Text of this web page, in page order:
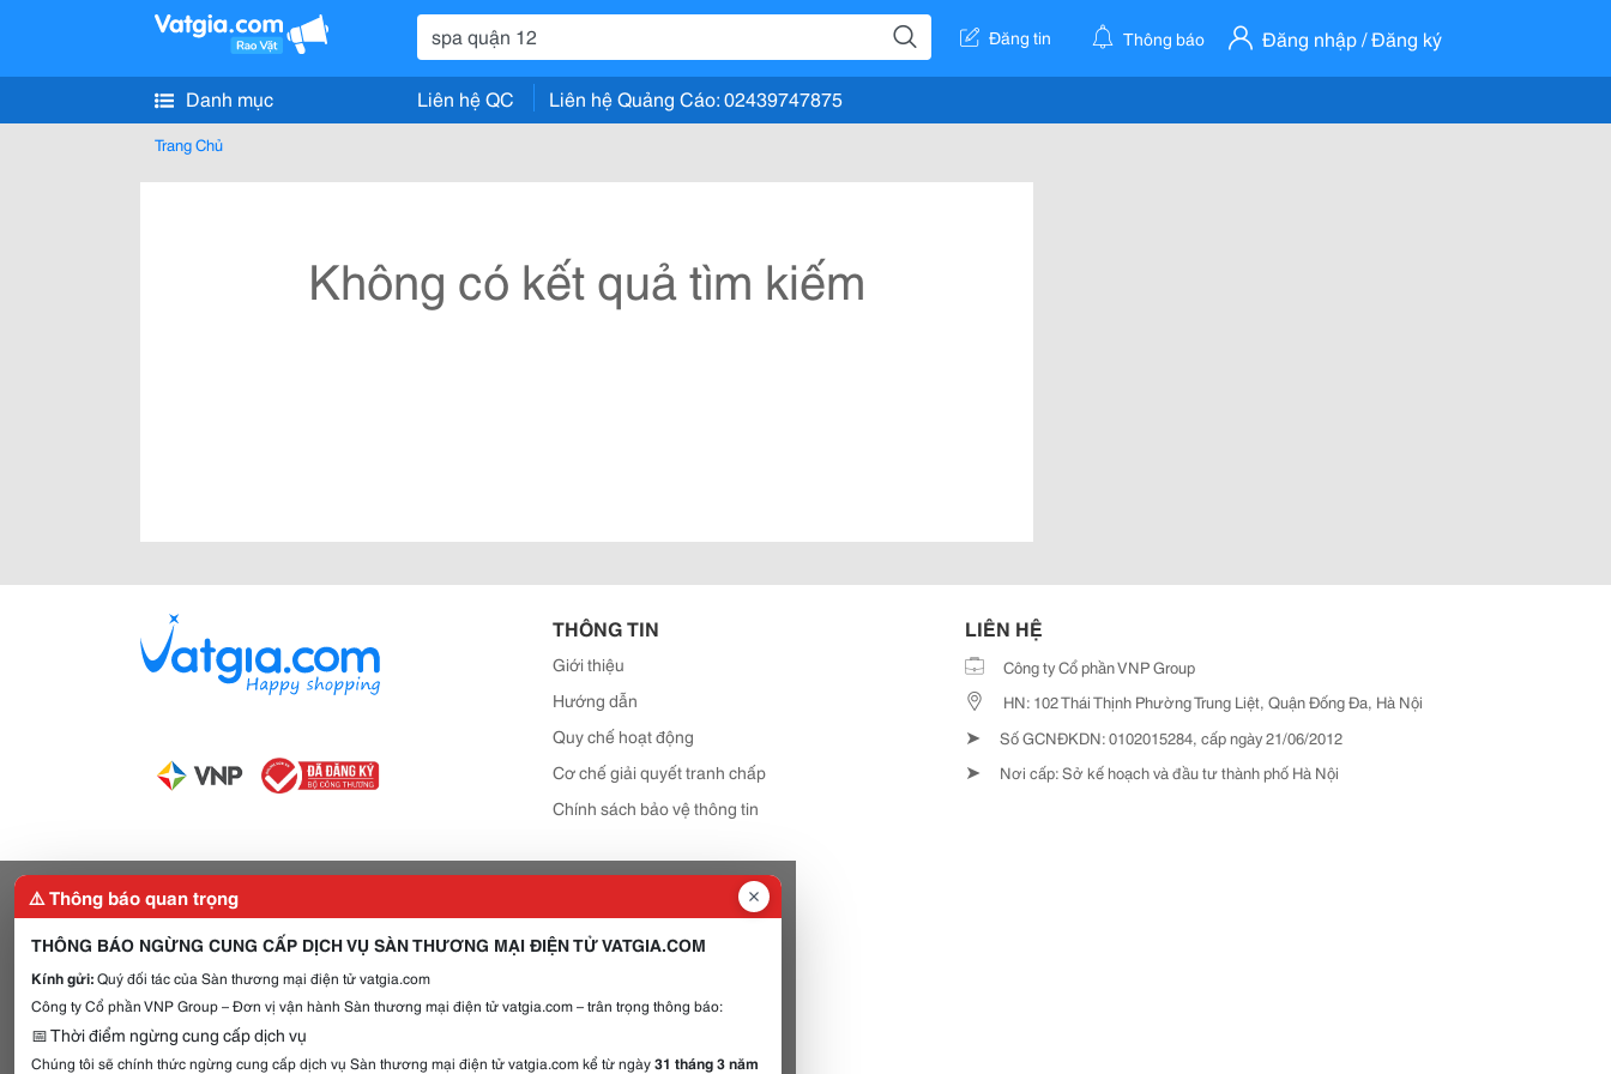
Đăng tin Thông báo Đăng nhập / Đăng ký
Danh mục Liên hệ QC Liên hệ Quảng Cáo: 02439747875
Trang Chủ
Không có kết quả tìm kiếm
THÔNG TIN
Giới thiệu
Hướng dẫn
Quy chế hoạt động
Cơ chế giải quyết tranh chấp
Chính sách bảo vệ thông tin
LIÊN HỆ
Công ty Cổ phần VNP Group
HN: 102 Thái Thịnh Phường Trung Liệt, Quận Đống Đa, Hà Nội
➤ Số GCNĐKDN: 0102015284, cấp ngày 21/06/2012
➤ Nơi cấp: Sở kế hoạch và đầu tư thành phố Hà Nội
⚠️ Thông báo quan trọng
THÔNG BÁO NGỪNG CUNG CẤP DỊCH VỤ SÀN THƯƠNG MẠI ĐIỆN TỬ VATGIA.COM
Kính gửi:Quý đối tác của Sàn thương mại điện tử vatgia.com
Công ty Cổ phần VNP Group – Đơn vị vận hành Sàn thương mại điện tử vatgia.com – trân trọng thông báo:
📅 Thời điểm ngừng cung cấp dịch vụ
Chúng tôi sẽ chính thức ngừng cung cấp dịch vụ Sàn thương mại điện tử vatgia.com kể từ ngày31 tháng 3 năm